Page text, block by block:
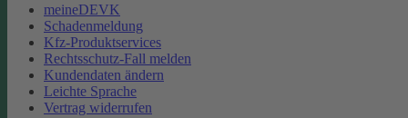
meineDEVK
Schadenmeldung
Kfz-Produktservices
Rechtsschutz-Fall melden
Kundendaten ändern
Leichte Sprache
Vertrag widerrufen